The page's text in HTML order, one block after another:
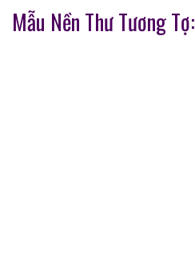
Mẫu Nền Thư Tương Tợ: